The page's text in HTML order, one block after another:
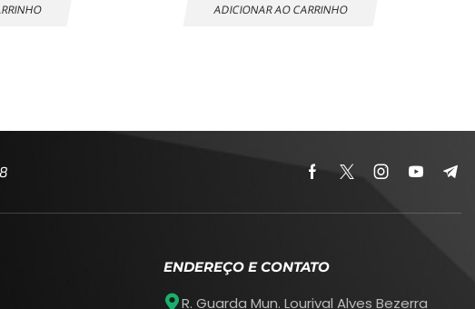
ADICIONAR AO CARRINHO
ENDEREÇO E CONTATO
R. Guarda Mun. Lourival Alves Bezerra